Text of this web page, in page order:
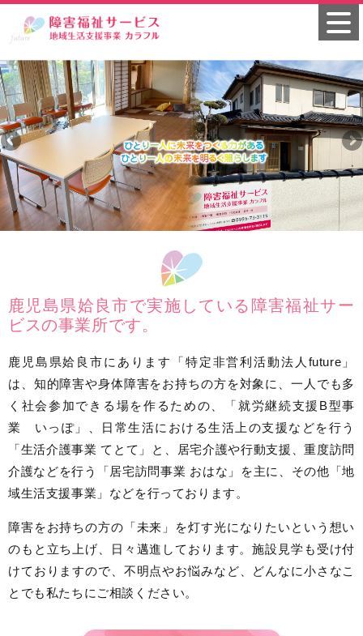
鹿児島県姶良市で実施している障害福祉サー
ビスの事業所です。
鹿児島県姶良市にあります「特定非営利活動法人future」
は、知的障害や身体障害をお持ちの方を対象に、 一人でも多
く社会参加できる場を作るための、「就労継続支援B型事
業 いっぽ」、日常生活における生活上の支援などを行う
「生活介護事業 てとて」と、
居宅介護や行動支援、重度訪問
介護などを行う「居宅訪問事業 おはな」を主に、その他「地
域生活支援事業」などを行っております。
障害をお持ちの方の「未来」を灯す光になりたいという想い
のもと立ち上げ、日々邁進しております。施設見学も受け付
けておりますので、不明点やお悩みなど、どんなに小さなこ
とでも私たちにご相談ください。